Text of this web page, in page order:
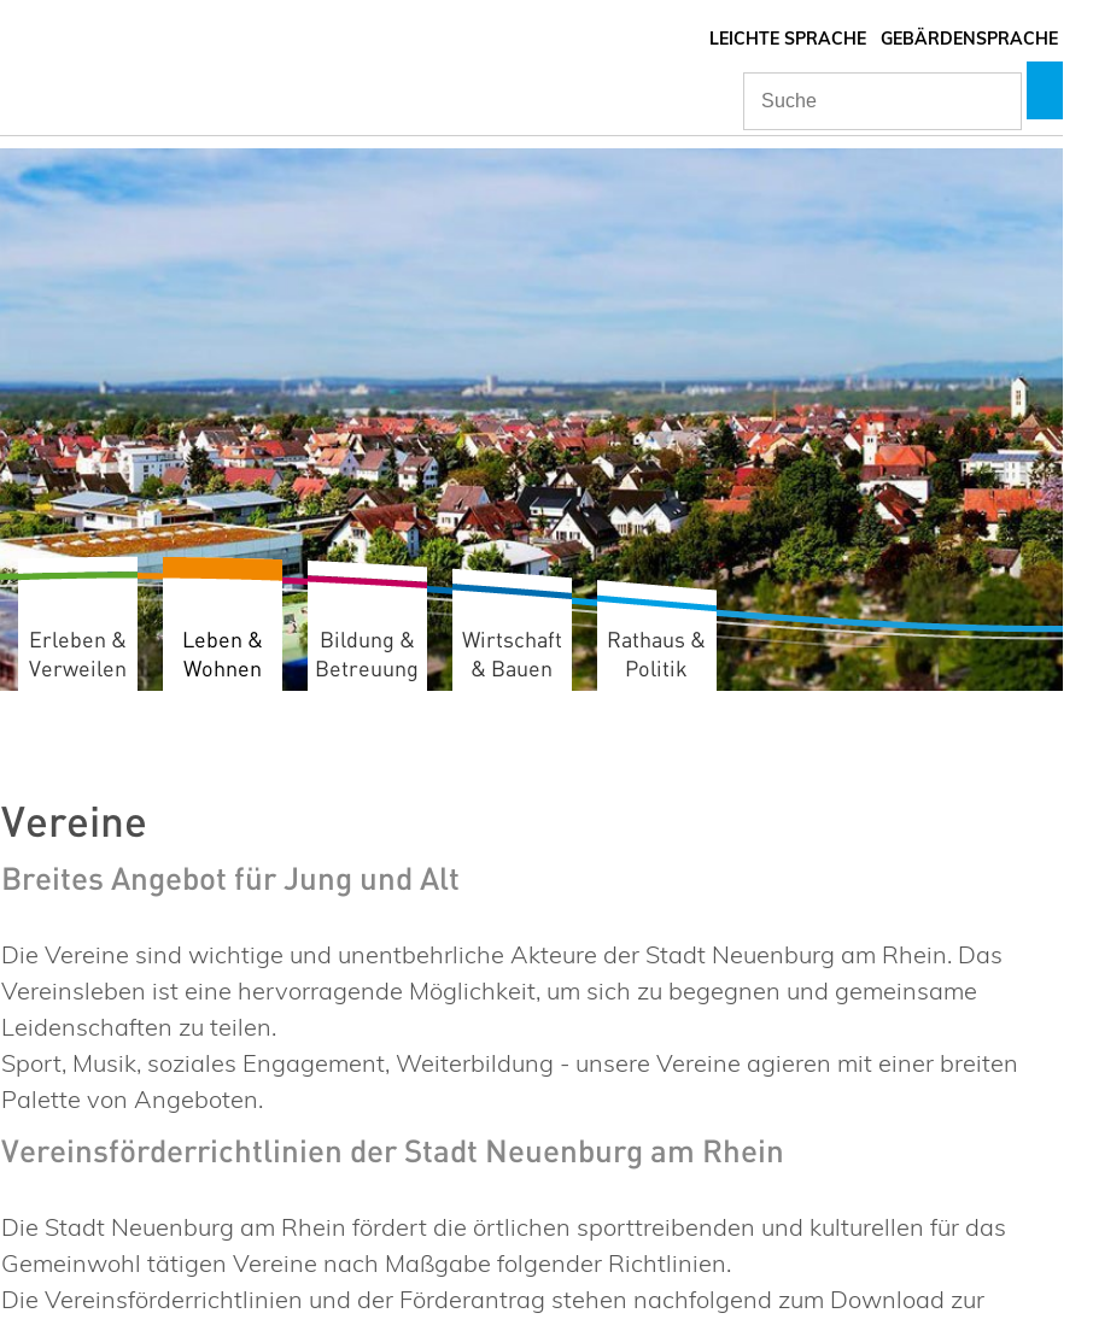
LEICHTE SPRACHE GEBÄRDENSPRACHE
Erleben &
Verweilen
Leben &
Wohnen
Bildung &
Betreuung
Wirtschaft
& Bauen
Rathaus &
Politik
Vereine
Breites Angebot für Jung und Alt
Die Vereine sind wichtige und unentbehrliche Akteure der Stadt Neuenburg am Rhein. Das
Vereinsleben ist eine hervorragende Möglichkeit, um sich zu begegnen und gemeinsame
Leidenschaften zu teilen.
Sport, Musik, soziales Engagement, Weiterbildung - unsere Vereine agieren mit einer breiten
Palette von Angeboten.
Vereinsförderrichtlinien der Stadt Neuenburg am Rhein
Die Stadt Neuenburg am Rhein fördert die örtlichen sporttreibenden und kulturellen für das
Gemeinwohl tätigen Vereine nach Maßgabe folgender Richtlinien.
Die Vereinsförderrichtlinien und der Förderantrag stehen nachfolgend zum Download zur